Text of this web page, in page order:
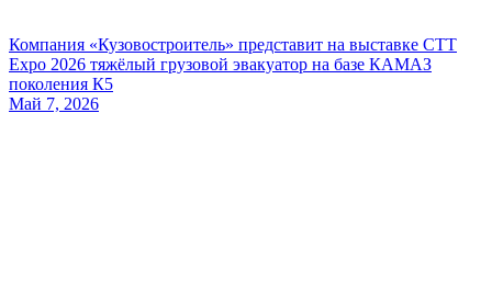
Компания «Кузовостроитель» представит на выставке CTT
Expo 2026 тяжёлый грузовой эвакуатор на базе КАМАЗ
поколения К5
Май 7, 2026